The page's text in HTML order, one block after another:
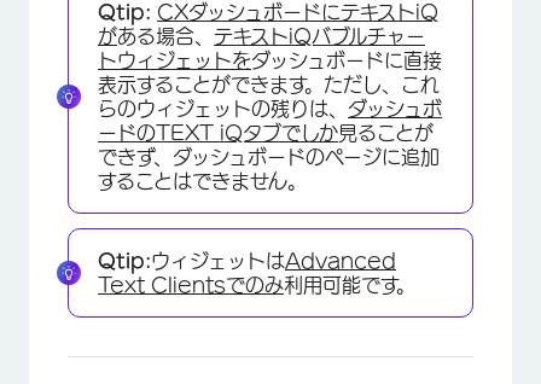
Qtip: CXダッシュボードにテキストiQ
がある場合、 テキストiQバブルチャー
トウィジェットをダッシュボードに直接
表示することができます。ただし、これ
らのウィジェットの残りは、 ダッシュボ
ードのTEXT iQタブでしか見ることが
できず、ダッシュボードのページに追加
することはできません。
Qtip:ウィジェットはAdvanced
Text Clientsでのみ利用可能です。